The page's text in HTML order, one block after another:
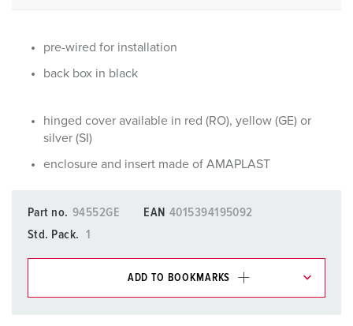
pre-wired for installation
back box in black
hinged cover available in red (RO), yellow (GE) or
silver (SI)
enclosure and insert made of AMAPLAST
Part no. 94552GE EAN 4015394195092
Std. Pack.
1
ADD TO BOOKMARKS